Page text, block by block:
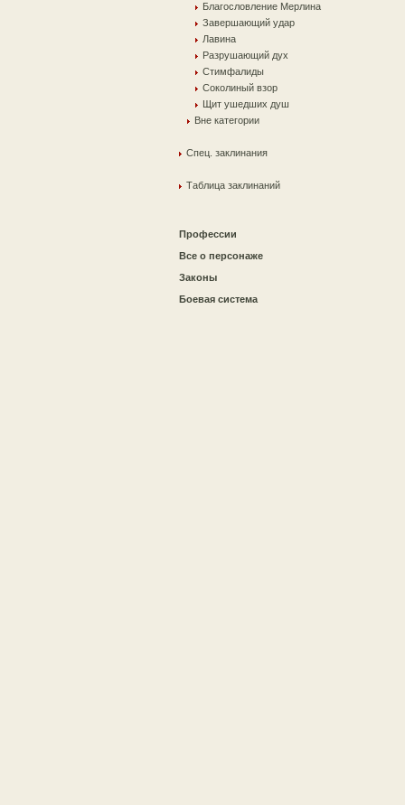
Благословление Мерлина
Завершающий удар
Лавина
Разрушающий дух
Стимфалиды
Соколиный взор
Щит ушедших душ
Вне категории
Спец. заклинания
Таблица заклинаний
Профессии
Все о персонаже
Законы
Боевая система